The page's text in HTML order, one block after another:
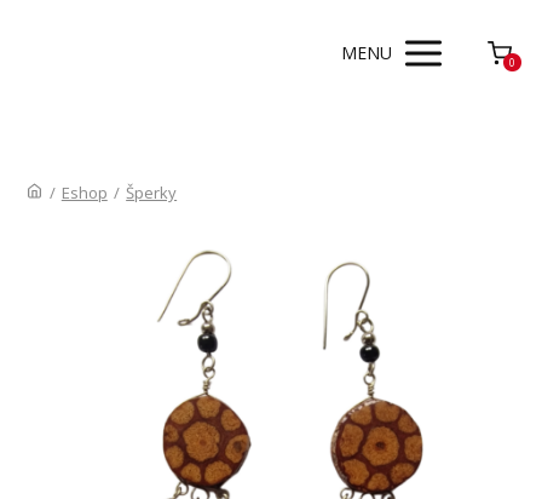
MENU 0
/ Eshop / Šperky